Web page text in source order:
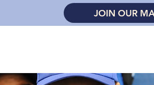
JOIN OUR